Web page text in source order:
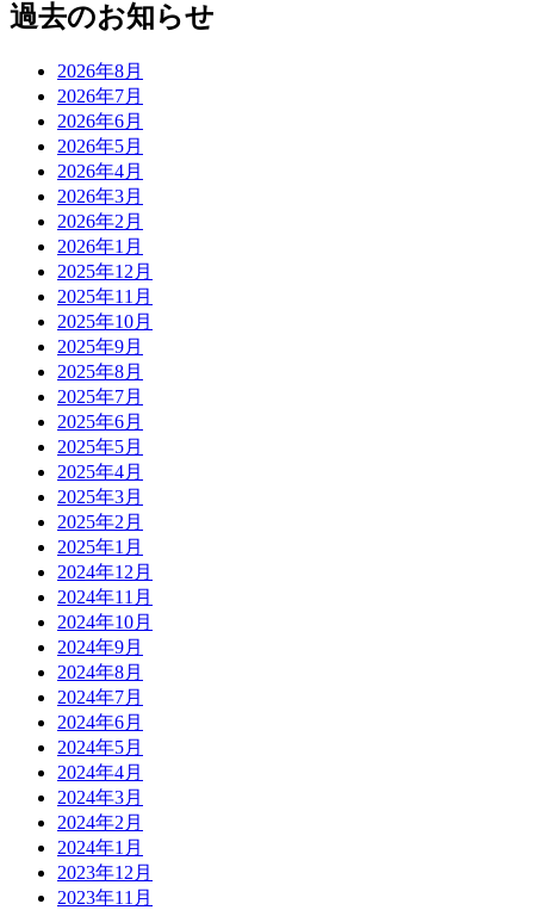
過去のお知らせ
2026年8月
2026年7月
2026年6月
2026年5月
2026年4月
2026年3月
2026年2月
2026年1月
2025年12月
2025年11月
2025年10月
2025年9月
2025年8月
2025年7月
2025年6月
2025年5月
2025年4月
2025年3月
2025年2月
2025年1月
2024年12月
2024年11月
2024年10月
2024年9月
2024年8月
2024年7月
2024年6月
2024年5月
2024年4月
2024年3月
2024年2月
2024年1月
2023年12月
2023年11月